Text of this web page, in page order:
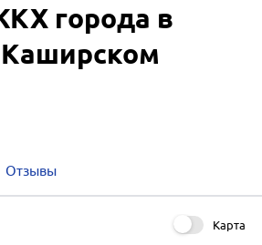
города в
Отзывы
Карта